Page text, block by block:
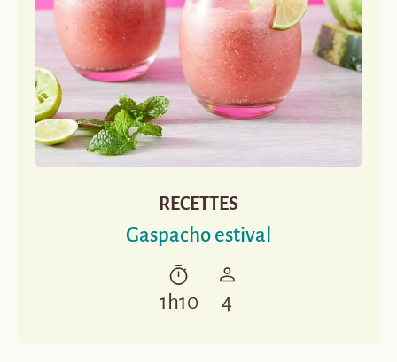
RECETTES
Gaspacho estival
1h10 4